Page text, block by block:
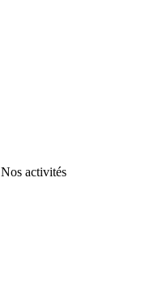
Nos activités